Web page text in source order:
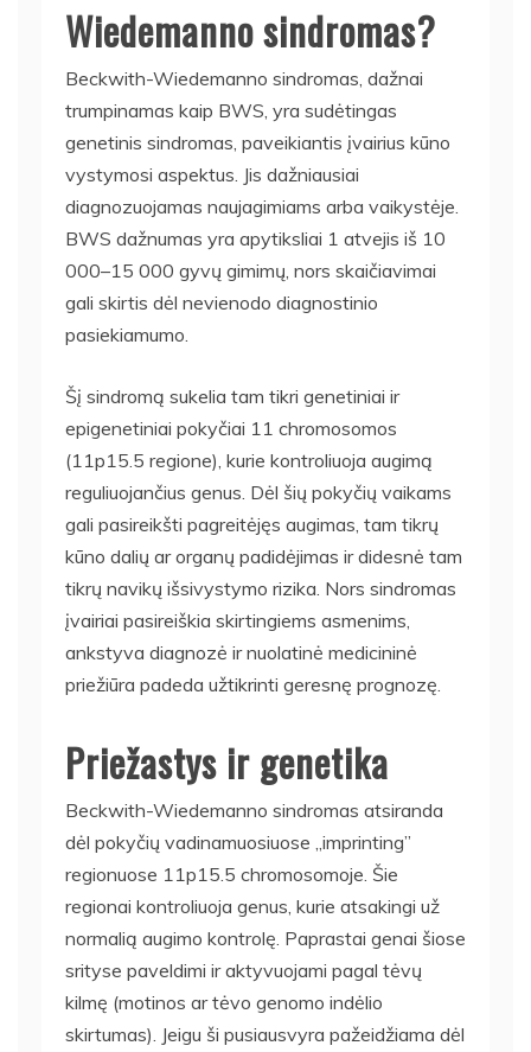
Wiedemanno sindromas?
Beckwith-Wiedemanno sindromas, dažnai
trumpinamas kaip BWS, yra sudėtingas
genetinis sindromas, paveikiantis įvairius kūno
vystymosi aspektus. Jis dažniausiai
diagnozuojamas naujagimiams arba vaikystėje.
BWS dažnumas yra apytiksliai 1 atvejis iš 10
000–15 000 gyvų gimimų, nors skaičiavimai
gali skirtis dėl nevienodo diagnostinio
pasiekiamumo.
Šį sindromą sukelia tam tikri genetiniai ir
epigenetiniai pokyčiai 11 chromosomos
(11p15.5 regione), kurie kontroliuoja augimą
reguliuojančius genus. Dėl šių pokyčių vaikams
gali pasireikšti pagreitėjęs augimas, tam tikrų
kūno dalių ar organų padidėjimas ir didesnė tam
tikrų navikų išsivystymo rizika. Nors sindromas
įvairiai pasireiškia skirtingiems asmenims,
ankstyva diagnozė ir nuolatinė medicininė
priežiūra padeda užtikrinti geresnę prognozę.
Priežastys ir genetika
Beckwith-Wiedemanno sindromas atsiranda
dėl pokyčių vadinamuosiuose „imprinting”
regionuose 11p15.5 chromosomoje. Šie
regionai kontroliuoja genus, kurie atsakingi už
normalią augimo kontrolę. Paprastai genai šiose
srityse paveldimi ir aktyvuojami pagal tėvų
kilmę (motinos ar tėvo genomo indėlio
skirtumas). Jeigu ši pusiausvyra pažeidžiama dėl